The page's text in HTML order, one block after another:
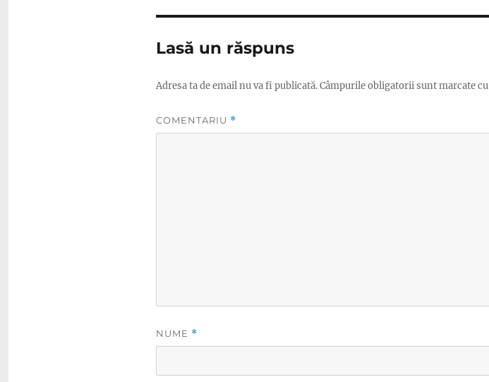
Lasă un răspuns
Adresa ta de email nu va fi publicată.Câmpurile obligatorii sunt marcate cu
COMENTARIU *
NUME *